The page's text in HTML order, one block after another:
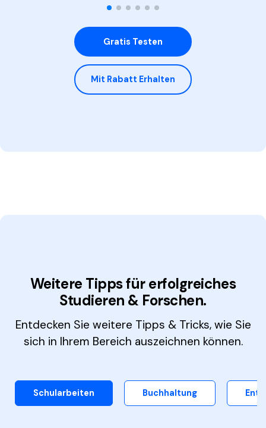
Gratis Testen
Mit Rabatt Erhalten
Weitere Tipps für erfolgreiches
Studieren & Forschen.
Entdecken Sie weitere Tipps & Tricks, wie Sie
sich in Ihrem Bereich auszeichnen können.
Schularbeiten Buchhaltung